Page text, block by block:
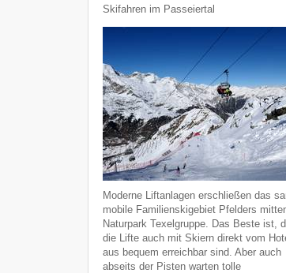
Skifahren im Passeiertal
Moderne Liftanlagen erschließen das
mobile Familienskigebiet Pfelders
Naturpark Texelgruppe. Das Beste ist,
die Lifte auch mit Skiern direkt vom
aus bequem erreichbar sind. Aber auch
abseits der Pisten warten tolle